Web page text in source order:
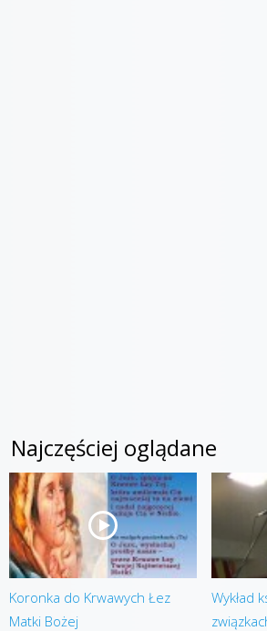
Najczęściej oglądane
Koronka do Krwawych Łez
Matki Bożej
Wykład